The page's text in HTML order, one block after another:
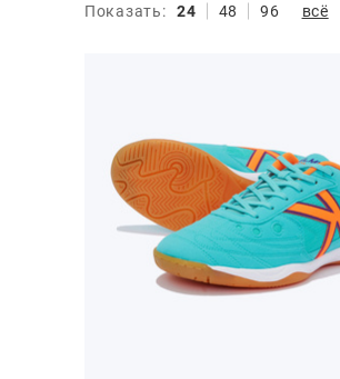
Показать: 24 48 96 всё